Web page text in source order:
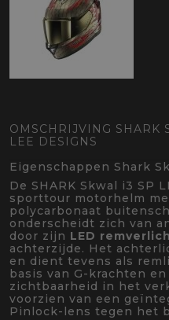
OMSCHRIJVING SHARK
LEE DESIGNS
Eigenschappen Shark
De SHARK Skwal i3 SP
sporttour motorhelm
polycarbonaat
onderscheidt zich van
door zijn LED
achterzijde. Het
en dient tevens als
basis van G-krachten
zichtbaarheid in het
voorzien van een
Pinlock-lens tegen het